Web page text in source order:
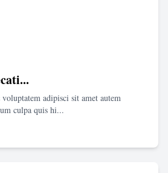
adipisci sit amet autem
culpa quis hi...